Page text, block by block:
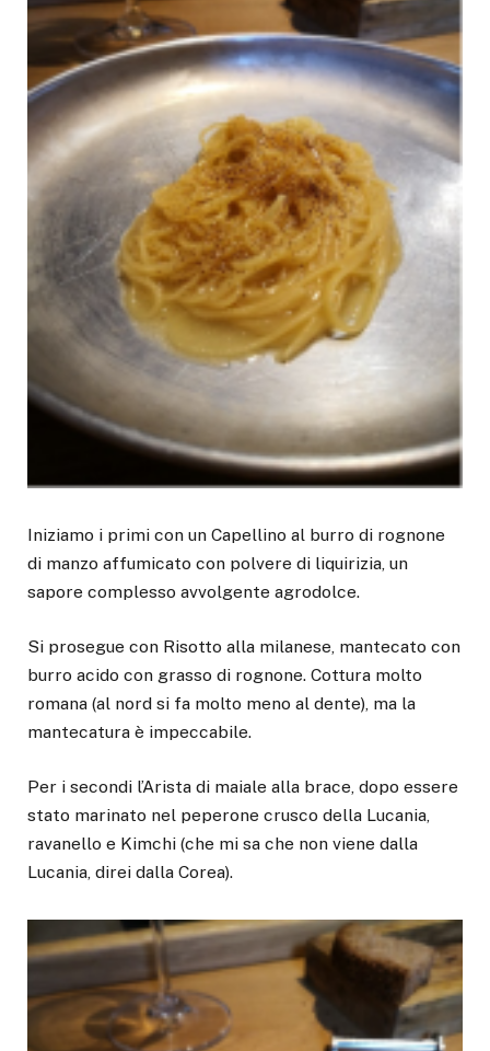
Iniziamo i primi con un Capellino al burro di rognone
di manzo affumicato con polvere di liquirizia, un
sapore complesso avvolgente agrodolce.
Si prosegue con Risotto alla milanese, mantecato con
burro acido con grasso di rognone. Cottura molto
romana (al nord si fa molto meno al dente), ma la
mantecatura è impeccabile.
Per i secondi l’Arista di maiale alla brace, dopo essere
stato marinato nel peperone crusco della Lucania,
ravanello e Kimchi (che mi sa che non viene dalla
Lucania, direi dalla Corea).